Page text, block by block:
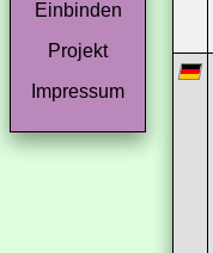
Einbinden
Projekt
Impressum